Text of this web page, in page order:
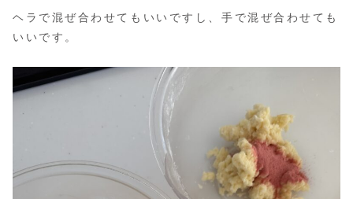
ヘラで混ぜ合わせてもいいですし、手で混ぜ合わせても
いいです。